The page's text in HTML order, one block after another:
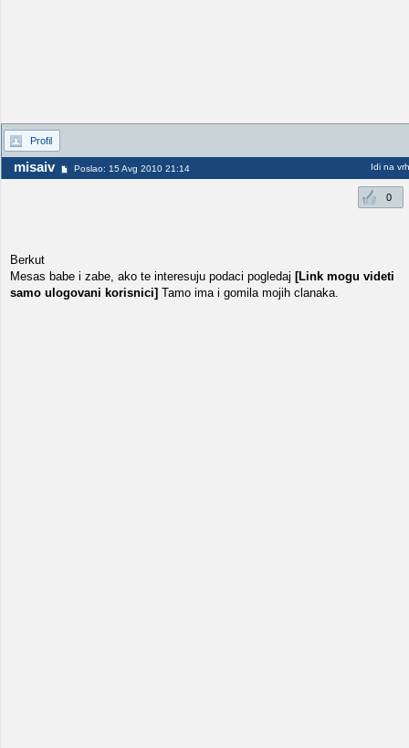
Profil
misaiv Poslao: 15 Avg 2010 21:14 Idi na vrh
0
Berkut
Mesas babe i zabe, ako te interesuju podaci pogledaj [Link mogu videti
samo ulogovani korisnici] Tamo ima i gomila mojih clanaka.